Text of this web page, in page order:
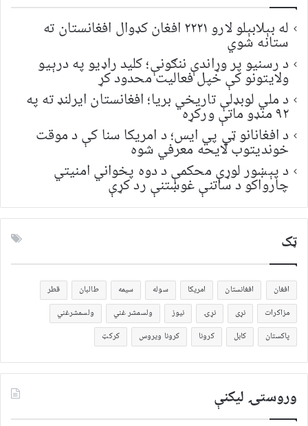
له بېلابېلو لارو ۲۲۲۱ افغان کډوال افغانستان ته
ستانه شوي
د رسنیو پر وړاندې ننګونې؛ کلید راډیو په درېیو
ولایتونو کې خپل فعالیت محدود کړ
د ملي لوبډلې تاریخي بریا؛ افغانستان ایرلنډ ته په
۹۲ منډو ماتې ورکړه
د افغانانو ټي پي ایس؛ د امریکا سنا کې د موقت
خونديتوب لایحه معرفي شوه
د پېښور لوړې محکمې د دوه پخواني امنیتي
چارواکو د ساتنې غوښتنې رد کړې
ټک
افغان افغانستان امریکا سوله سیمه طالبان
قطر
مزاکرات
نړی نړۍ نیوز ولسمشر غني
ولسمشرغني
پاکستان
کابل کرونا کرونا ویروس کرکټ
وروستۍ ليکنې